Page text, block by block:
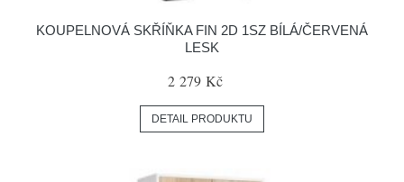
KOUPELNOVÁ SKŘÍŇKA FIN 2D 1SZ BÍLÁ/ČERVENÁ
LESK
2 279 Kč
DETAIL PRODUKTU